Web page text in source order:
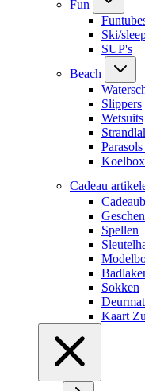
Fun
Ski/
SUP's
Beach
Slippers
Wetsuits
Cadeau
Spellen
Sokken
Kaart